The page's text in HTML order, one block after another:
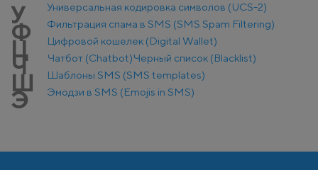
У Универсальная кодировка символов (UCS-2)
Ф Фильтрация спама в SMS (SMS Spam Filtering)
Ц Цифровой кошелек (Digital Wallet)
Ч Чатбот (Chatbot)Черный список (Blacklist)
Ш Шаблоны SMS (SMS templates)
Э Эмодзи в SMS (Emojis in SMS)